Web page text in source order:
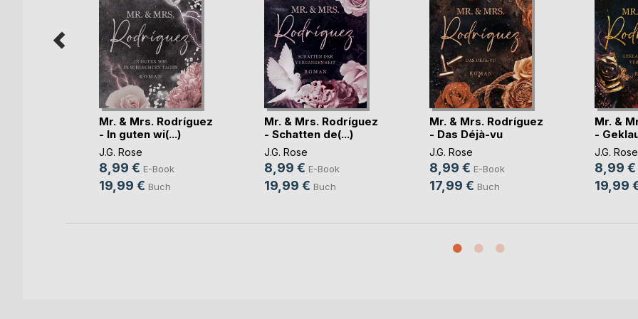
Mr. & Mrs. Rodríguez
- In guten wi(...)
J.G. Rose
8,99 € E-Book
19,99 € Buch
Mr. & Mrs. Rodríguez
- Schatten de(...)
J.G. Rose
8,99 € E-Book
19,99 € Buch
Mr. & Mrs. Rodríguez
- Das Déjà-vu
J.G. Rose
8,99 € E-Book
17,99 € Buch
Mr. &
-
J.G. Rose
8,99 €
19,99